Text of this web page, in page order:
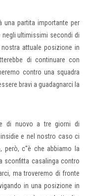
una partita importante per
ultimissimi secondi di
attuale posizione in
di continuare con
contro una squadra
bravi a guadagnarci la
di nuovo a tre giorni di
e nel nostro caso ci
però, c''è che abbiamo la
sconfitta casalinga contro
ma troveremo di fronte
in una posizione in